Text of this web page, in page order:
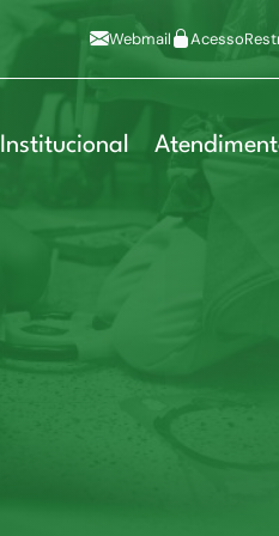
Webmail Acesso
Institucional